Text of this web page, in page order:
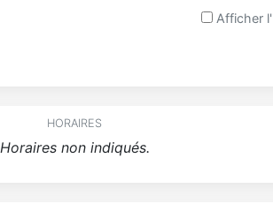
Afficher
HORAIRES
Horaires non indiqués.